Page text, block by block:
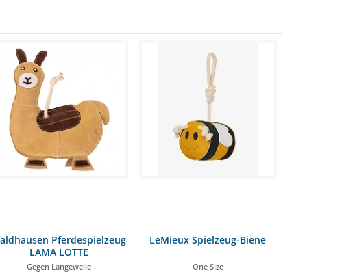
Pferdespielzeug
LAMA LOTTE
Gegen Langeweile
LeMieux Spielzeug-Biene
One Size